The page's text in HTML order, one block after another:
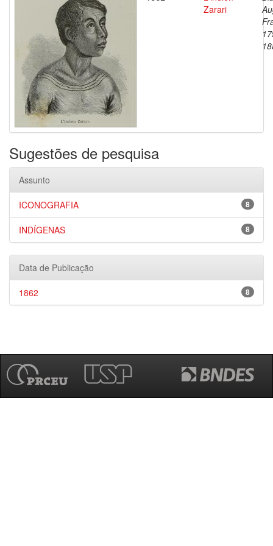
Zarari
Sugestões de pesquisa
Assunto
8
ICONOGRAFIA
8
INDÍGENAS
Data de Publicação
8
1862